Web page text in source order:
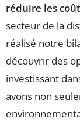
réduire les
secteur de la
réalisé notre
découvrir des
investissant
avons non